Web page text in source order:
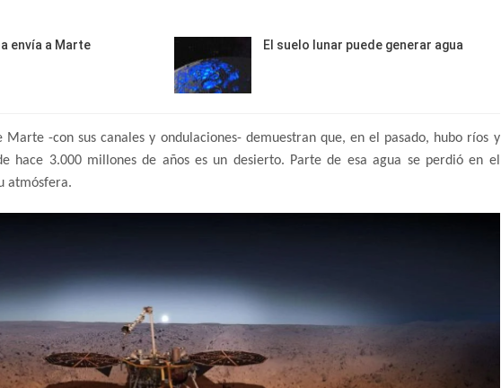
envía a Marte El suelo lunar puede generar agua
Marte -con sus canales y ondulaciones- demuestran que, en el pasado, hubo ríos y
hace 3.000 millones de años es un desierto. Parte de esa agua se perdió en el
atmósfera.